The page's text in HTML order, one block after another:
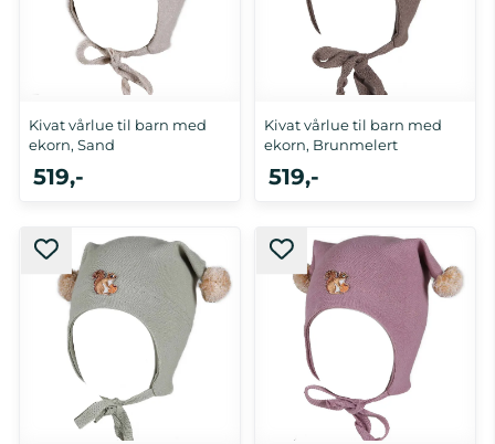
Kivat vårlue til barn med
ekorn, Sand
0-1 år
519,-
Kivat vårlue til barn med
ekorn, Brunmelert
0-1 år, 5-8 år
519,-